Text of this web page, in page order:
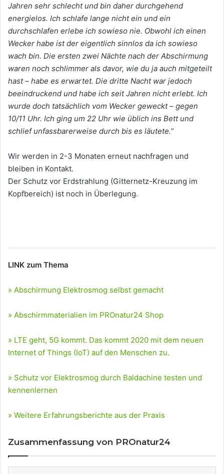
Jahren sehr schlecht und bin daher durchgehend
energielos. Ich schlafe lange nicht ein und ein
durchschlafen erlebe ich sowieso nie. Obwohl ich einen
Wecker habe ist der eigentlich sinnlos da ich sowieso
wach bin. Die ersten zwei Nächte nach der Abschirmung
waren noch schlimmer als davor, wie du ja auch mitgeteilt
hast – habe es erwartet. Die dritte Nacht war jedoch
beeindruckend und habe ich seit Jahren nicht erlebt. Ich
wurde doch tatsächlich vom Wecker geweckt – gegen
10/11 Uhr. Ich ging um 22 Uhr wie üblich ins Bett und
schlief unfassbarerweise durch bis es läutete.”
Wir werden in 2-3 Monaten erneut nachfragen und
bleiben in Kontakt.
Der Schutz vor Erdstrahlung (Gitternetz-Kreuzung im
Kopfbereich) ist noch in Überlegung.
LINK zum Thema
» Abschirmung Elektrosmog selbst gemacht
» Abschirmmaterialien im PROnatur24 Shop
» LTE geht, 5G kommt. Das kommt 2020 mit dem neuen
Internet of Things (IoT) auf den Menschen zu.
» Schutz vor Elektrosmog durch Baldachine testen und
kennenlernen
» Weitere Erfahrungsberichte aus der Praxis
Zusammenfassung von PROnatur24